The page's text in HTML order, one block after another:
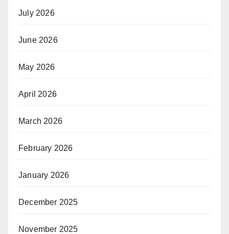
July 2026
June 2026
May 2026
April 2026
March 2026
February 2026
January 2026
December 2025
November 2025